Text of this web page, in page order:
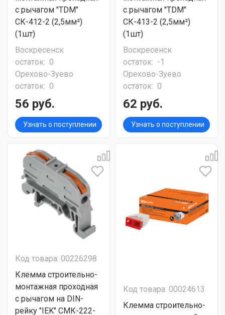
с рычагом "TDM"
СК-412-2 (2,5мм²)
(1шт)
Воскресенск
остаток: 0
Орехово-Зуево
остаток: 0
56 руб.
Узнать о поступлении
с рычагом "TDM"
СК-413-2 (2,5мм²)
(1шт)
Воскресенск
остаток: -1
Орехово-Зуево
остаток: 0
62 руб.
Узнать о поступлении
Код товара: 00226298
Клемма строительно-
монтажная проходная
с рычагом на DIN-
рейку "IEK" СМК-222-
Код товара: 00024613
Клемма строительно-